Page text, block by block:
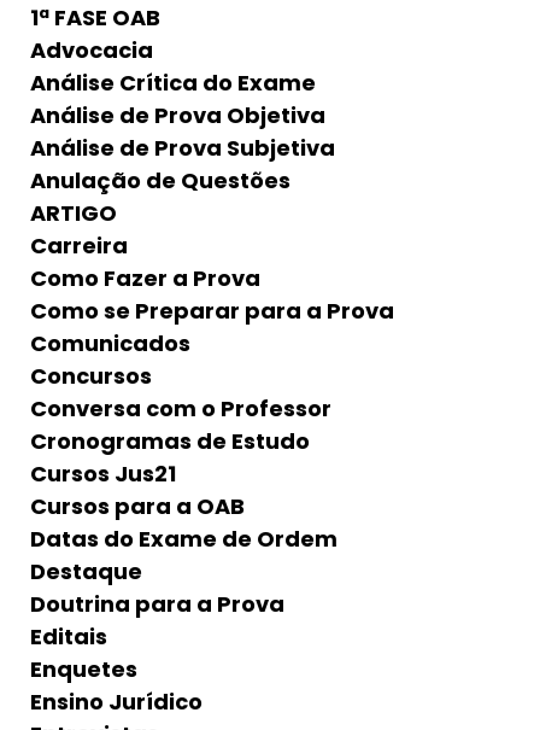
1ª FASE OAB
Advocacia
Análise Crítica do Exame
Análise de Prova Objetiva
Análise de Prova Subjetiva
Anulação de Questões
ARTIGO
Carreira
Como Fazer a Prova
Como se Preparar para a Prova
Comunicados
Concursos
Conversa com o Professor
Cronogramas de Estudo
Cursos Jus21
Cursos para a OAB
Datas do Exame de Ordem
Destaque
Doutrina para a Prova
Editais
Enquetes
Ensino Jurídico